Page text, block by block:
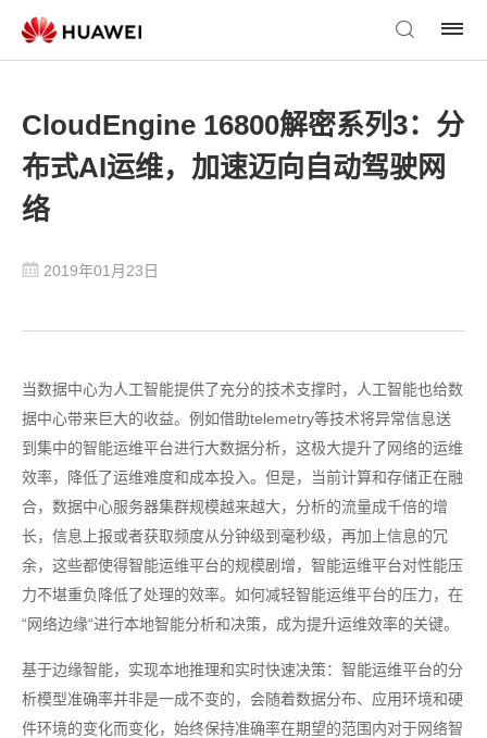
CloudEngine 16800解密系列3：分
布式AI运维，加速迈向自动驾驶网
络
2019年01月23日
当数据中心为人工智能提供了充分的技术支撑时，人工智能也给数
据中心带来巨大的收益。例如借助telemetry等技术将异常信息送
到集中的智能运维平台进行大数据分析，这极大提升了网络的运维
效率，降低了运维难度和成本投入。但是，当前计算和存储正在融
合，数据中心服务器集群规模越来越大，分析的流量成千倍的增
长，信息上报或者获取频度从分钟级到毫秒级，再加上信息的冗
余，这些都使得智能运维平台的规模剧增，智能运维平台对性能压
力不堪重负降低了处理的效率。如何减轻智能运维平台的压力，在
“网络边缘“进行本地智能分析和决策，成为提升运维效率的关键。
基于边缘智能，实现本地推理和实时快速决策：智能运维平台的分
析模型准确率并非是一成不变的，会随着数据分布、应用环境和硬
件环境的变化而变化，始终保持准确率在期望的范围内对于网络智